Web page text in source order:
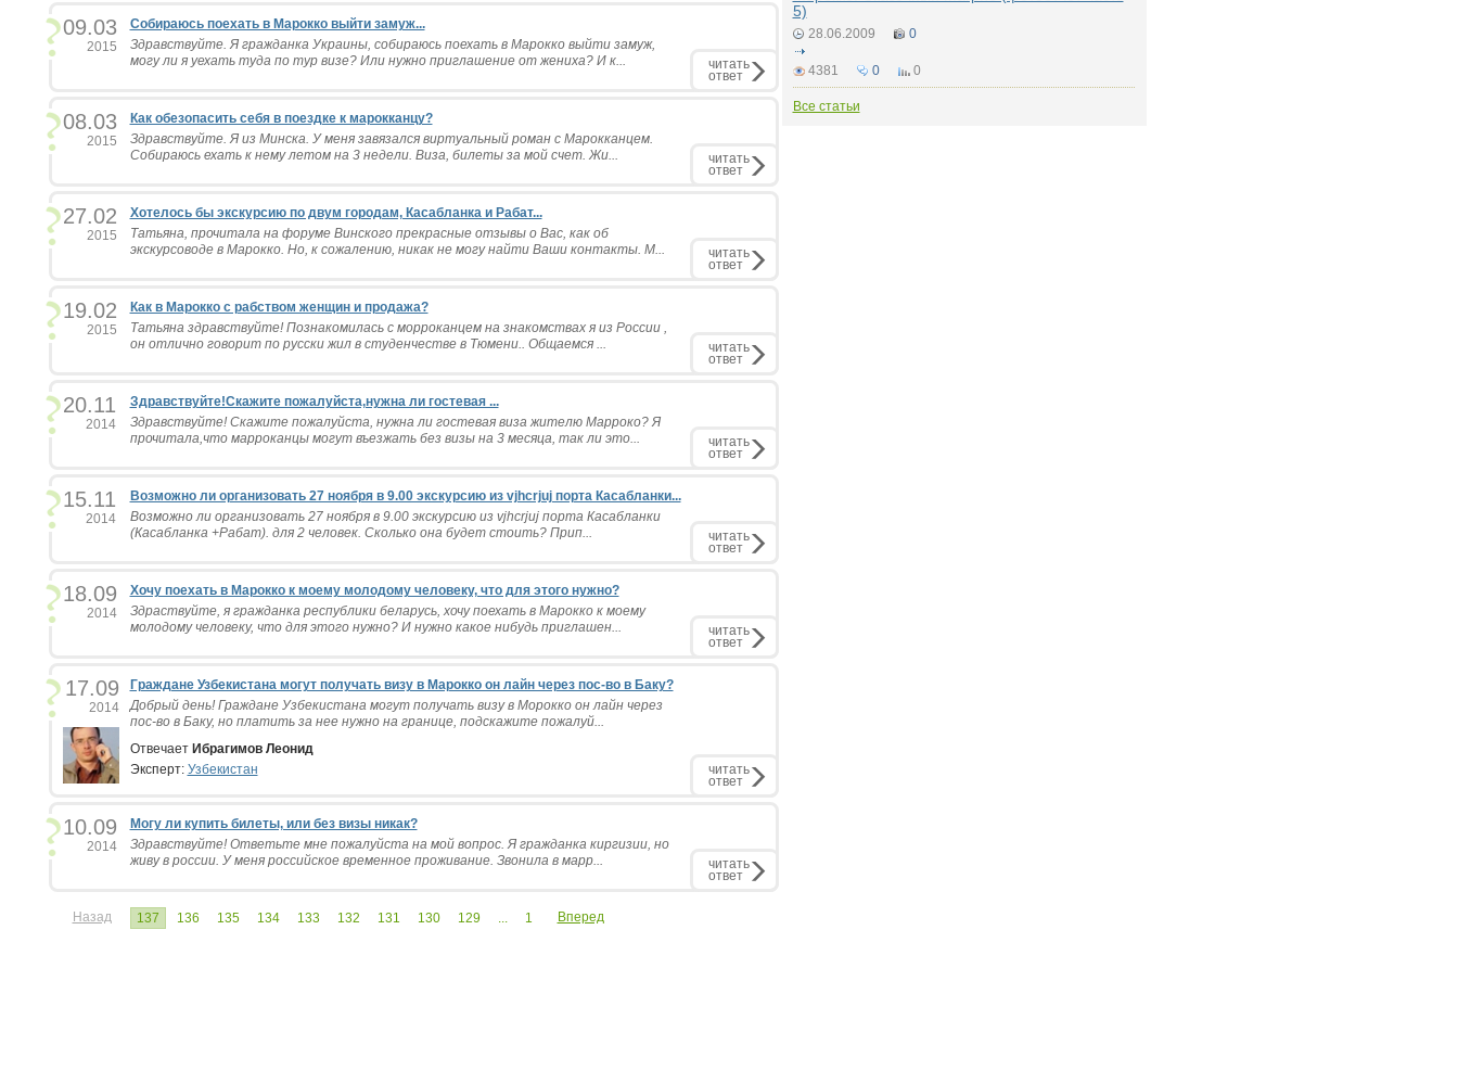
09.03
2015
Собираюсь поехать в Марокко выйти замуж...
Здравствуйте. Я гражданка Украины, собираюсь поехать в Марокко выйти замуж,
могу ли я уехать туда по тур визе? Или нужно приглашение от жениха? И к...
читать
ответ
08.03
2015
Как обезопасить себя в поездке к марокканцу?
Здравствуйте. Я из Минска. У меня завязался виртуальный роман с Марокканцем.
Собираюсь ехать к нему летом на 3 недели. Виза, билеты за мой счет. Жи...
читать
ответ
27.02
2015
Хотелось бы экскурсию по двум городам, Касабланка и Рабат...
Татьяна, прочитала на форуме Винского прекрасные отзывы о Вас, как об
экскурсоводе в Марокко. Но, к сожалению, никак не могу найти Ваши контакты. М...
читать
ответ
19.02
2015
Как в Марокко с рабством женщин и продажа?
Татьяна здравствуйте! Познакомилась с морроканцем на знакомствах я из России ,
он отлично говорит по русски жил в студенчестве в Тюмени.. Общаемся ...
читать
ответ
20.11
2014
Здравствуйте!Скажите пожалуйста,нужна ли гостевая ...
Здравствуйте! Скажите пожалуйста, нужна ли гостевая виза жителю Марроко? Я
прочитала,что марроканцы могут въезжать без визы на 3 месяца, так ли это...
читать
ответ
15.11
2014
Возможно ли организовать 27 ноября в 9.00 экскурсию из vjhcrjuj порта Касабланки...
Возможно ли организовать 27 ноября в 9.00 экскурсию из vjhcrjuj порта Касабланки
(Касабланка +Рабат). для 2 человек. Сколько она будет стоить? Прип...
читать
ответ
18.09
2014
Хочу поехать в Марокко к моему молодому человеку, что для этого нужно?
Здраствуйте, я гражданка республики беларусь, хочу поехать в Марокко к моему
молодому человеку, что для этого нужно? И нужно какое нибудь приглашен...
читать
ответ
17.09
2014
Граждане Узбекистана могут получать визу в Марокко он лайн через пос-во в Баку?
Добрый день! Граждане Узбекистана могут получать визу в Морокко он лайн через
пос-во в Баку, но платить за нее нужно на границе, подскажите пожалуй...
Отвечает Ибрагимов Леонид
Эксперт: Узбекистан читать
ответ
10.09
2014
Могу ли купить билеты, или без визы никак?
Здравствуйте! Ответьте мне пожалуйста на мой вопрос. Я гражданка киргизии, но
живу в россии. У меня российское временное проживание. Звонила в марр...
читать
ответ
Назад 137 136 135 134 133 132 131 130 129 ... 1 Вперед
5)
28.06.2009 0
4381 0 0
Все статьи